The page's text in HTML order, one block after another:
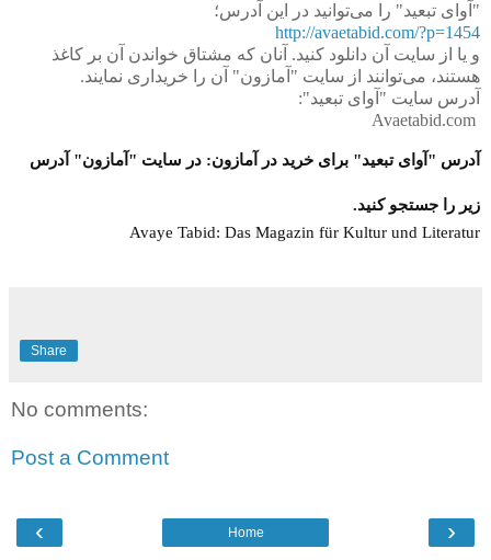
"آوای تبعید" را می‌توانید در این آدرس؛
http://avaetabid.com/?p=1454
و یا از سایت آن دانلود کنید. آنان که مشتاق خواندن آن بر کاغذ
هستند، می‌توانند از سایت "آمازون" آن را خریداری نمایند.
آدرس سایت "آوای تبعید":
Avaetabid.com
آدرس "آوای تبعید" برای خرید در آمازون: در سایت "آمازون" آدرس
زیر را جستجو کنید.
Avaye Tabid: Das Magazin für Kultur und Literatur
Share
No comments:
Post a Comment
‹ ›
Home